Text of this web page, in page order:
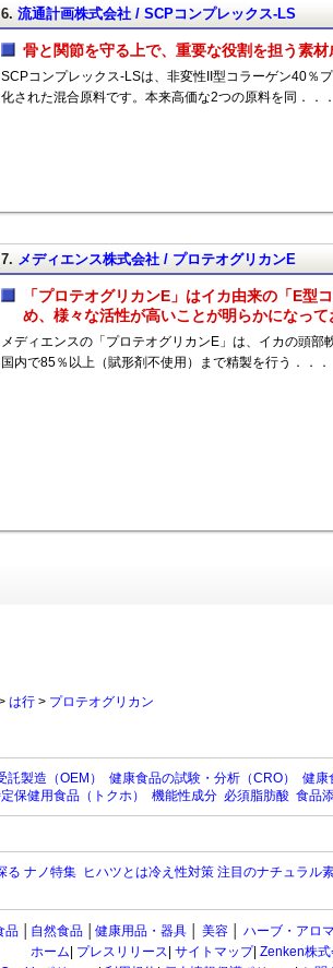
6. 流通計画株式会社 / SCPコンプレックス-LS
骨と関節を守る上で、重要な役割を担う素
SCPコンプレックス-LSは、非変性II型コラーゲン40％
化された混合原料です。本来高価な2つの原料を同．．．
7. メディエンス株式会社 / プロテオグリカンE
「プロテオグリカンE」はイカ由来の「E型
め、様々な活性が高いことが明らかになって
メディエンスの「プロテオグリカンE」は、イカの頭部
国内で85％以上（賦形剤不使用）まで精製を行う．．．
は行 > プロテオグリカン
託製造（OEM） 健康食品の試験・分析（CRO） 健康
保健用食品（トクホ） 機能性成分 必須脂肪酸 食品
る ナノ特集 ヒハツとは冷え性対策 注目のナチュラル
品 自然食品 健康用品・器具 美容 ハーブ・アロマ
ホーム プレスリリース サイトマップ| Zenken株